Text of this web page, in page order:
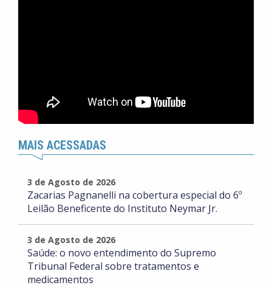
MAIS ACESSADAS
3 de Agosto de 2026
Zacarias Pagnanelli na cobertura especial do 6º
Leilão Beneficente do Instituto Neymar Jr.
3 de Agosto de 2026
Saúde: o novo entendimento do Supremo
Tribunal Federal sobre tratamentos e
medicamentos